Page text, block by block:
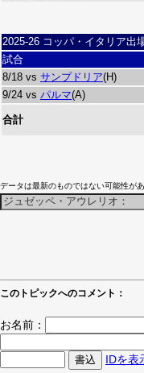
2025-26 コッパ・イタリア出
試合
8/18 vs サンプドリア(H)
9/24 vs パルマ(A)
合計
データは最新のものではない可能性が
このトピックへのコメント：
お名前：
IDを表